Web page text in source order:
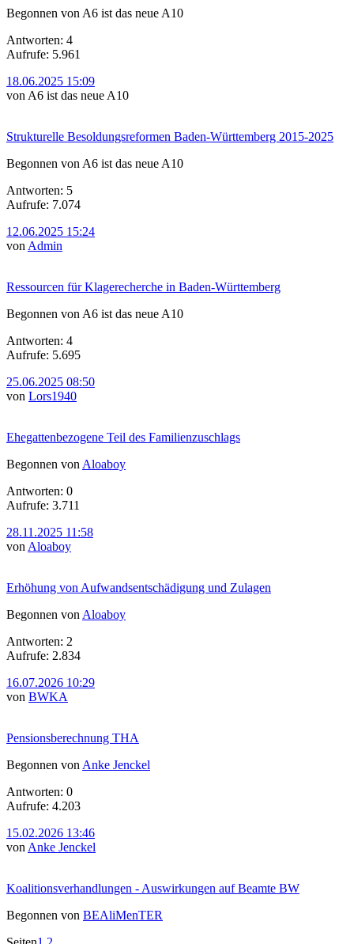
Begonnen von A6 ist das neue A10
Antworten: 4
Aufrufe: 5.961
18.06.2025 15:09
von A6 ist das neue A10
Strukturelle Besoldungsreformen Baden-Württemberg 2015-2025
Begonnen von A6 ist das neue A10
Antworten: 5
Aufrufe: 7.074
12.06.2025 15:24
von Admin
Ressourcen für Klagerecherche in Baden-Württemberg
Begonnen von A6 ist das neue A10
Antworten: 4
Aufrufe: 5.695
25.06.2025 08:50
von Lors1940
Ehegattenbezogene Teil des Familienzuschlags
Begonnen von Aloaboy
Antworten: 0
Aufrufe: 3.711
28.11.2025 11:58
von Aloaboy
Erhöhung von Aufwandsentschädigung und Zulagen
Begonnen von Aloaboy
Antworten: 2
Aufrufe: 2.834
16.07.2026 10:29
von BWKA
Pensionsberechnung THA
Begonnen von Anke Jenckel
Antworten: 0
Aufrufe: 4.203
15.02.2026 13:46
von Anke Jenckel
Koalitionsverhandlungen - Auswirkungen auf Beamte BW
Begonnen von BEAliMenTER